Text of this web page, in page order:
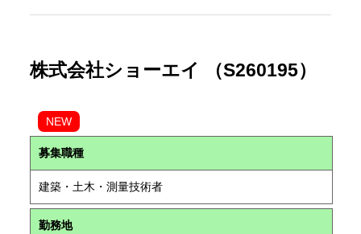
株式会社ショーエイ （S260195）
NEW
募集職種
建築・土木・測量技術者
勤務地